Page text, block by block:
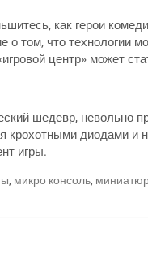
как герои
о том, что технологии
центр» может
шедевр, невольно
крохотными диодами
игры.
, микро консоль,